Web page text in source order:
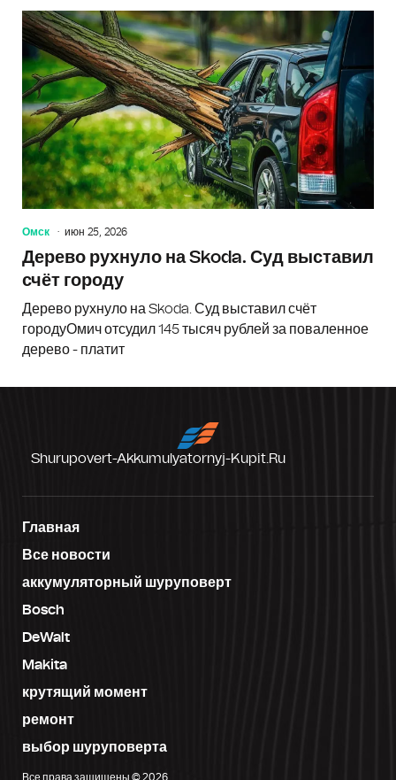
Омск июн 25, 2026
Дерево рухнуло на Skoda. Суд выставил
счёт городу
Дерево рухнуло на Skoda. Суд выставил счёт
городуОмич отсудил 145 тысяч рублей за поваленное
дерево - платит
Shurupovert-Akkumulyatornyj-Kupit.ru
Главная
Все новости
аккумуляторный шуруповерт
Bosch
DeWalt
Makita
крутящий момент
ремонт
выбор шуруповерта
Все права защищены © 2026.